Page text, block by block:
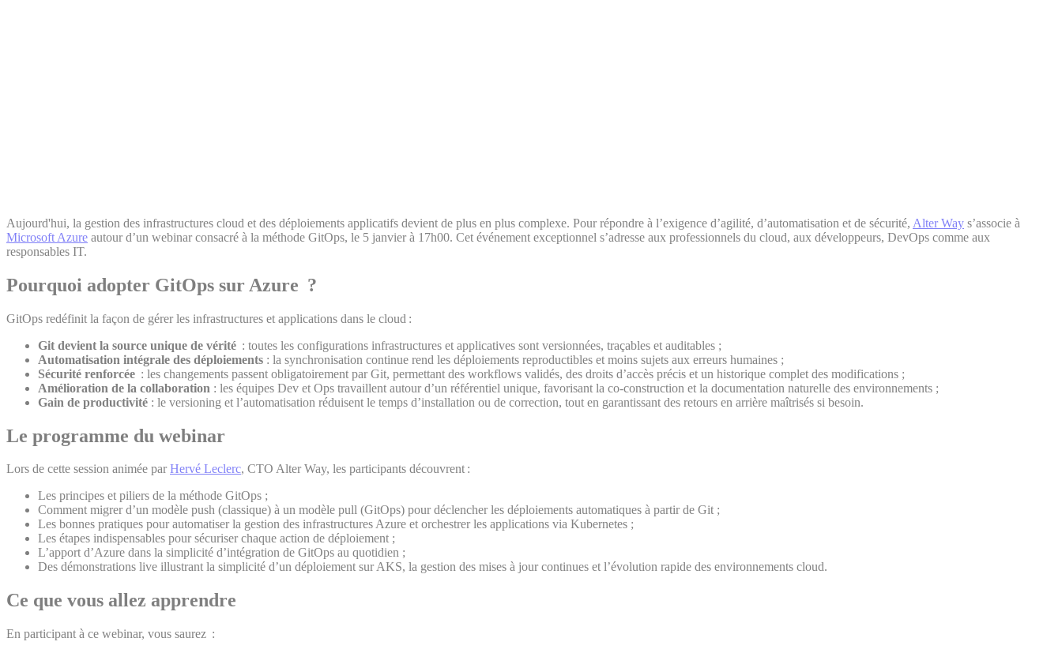
Aujourd'hui, la gestion des infrastructures cloud et des déploiements applicatifs devient de plus en plus complexe. Pour répondre à l’exigence d’agilité, d’automatisation et de sécurité, Alter Way s’associe à
Microsoft Azure autour d’un webinar consacré à la méthode GitOps, le 5 janvier à 17h00. Cet événement exceptionnel s’adresse aux professionnels du cloud, aux développeurs, DevOps comme aux
responsables IT.
Pourquoi adopter GitOps sur Azure ?
GitOps redéfinit la façon de gérer les infrastructures et applications dans le cloud :
Git devient la source unique de vérité : toutes les configurations infrastructures et applicatives sont versionnées, traçables et auditables ;
Automatisation intégrale des déploiements : la synchronisation continue rend les déploiements reproductibles et moins sujets aux erreurs humaines ;
Sécurité renforcée : les changements passent obligatoirement par Git, permettant des workflows validés, des droits d’accès précis et un historique complet des modifications ;
Amélioration de la collaboration : les équipes Dev et Ops travaillent autour d’un référentiel unique, favorisant la co-construction et la documentation naturelle des environnements ;
Gain de productivité : le versioning et l’automatisation réduisent le temps d’installation ou de correction, tout en garantissant des retours en arrière maîtrisés si besoin.
Le programme du webinar
Lors de cette session animée par Hervé Leclerc, CTO Alter Way, les participants découvrent :
Les principes et piliers de la méthode GitOps ;
Comment migrer d’un modèle push (classique) à un modèle pull (GitOps) pour déclencher les déploiements automatiques à partir de Git ;
Les bonnes pratiques pour automatiser la gestion des infrastructures Azure et orchestrer les applications via Kubernetes ;
Les étapes indispensables pour sécuriser chaque action de déploiement ;
L’apport d’Azure dans la simplicité d’intégration de GitOps au quotidien ;
Des démonstrations live illustrant la simplicité d’un déploiement sur AKS, la gestion des mises à jour continues et l’évolution rapide des environnements cloud.
Ce que vous allez apprendre
En participant à ce webinar, vous saurez :